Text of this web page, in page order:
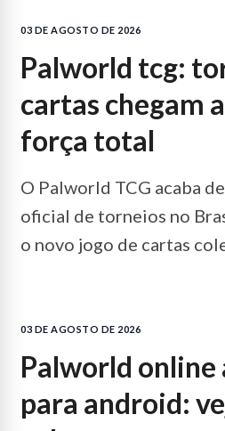
03 DE AGOSTO DE 2026
palworld tcg: torneios e
cartas chegam
força total
O Palworld TCG acaba
oficial de torneios no
o novo jogo de cartas
03 DE AGOSTO DE 2026
palworld online anunciado
para android: